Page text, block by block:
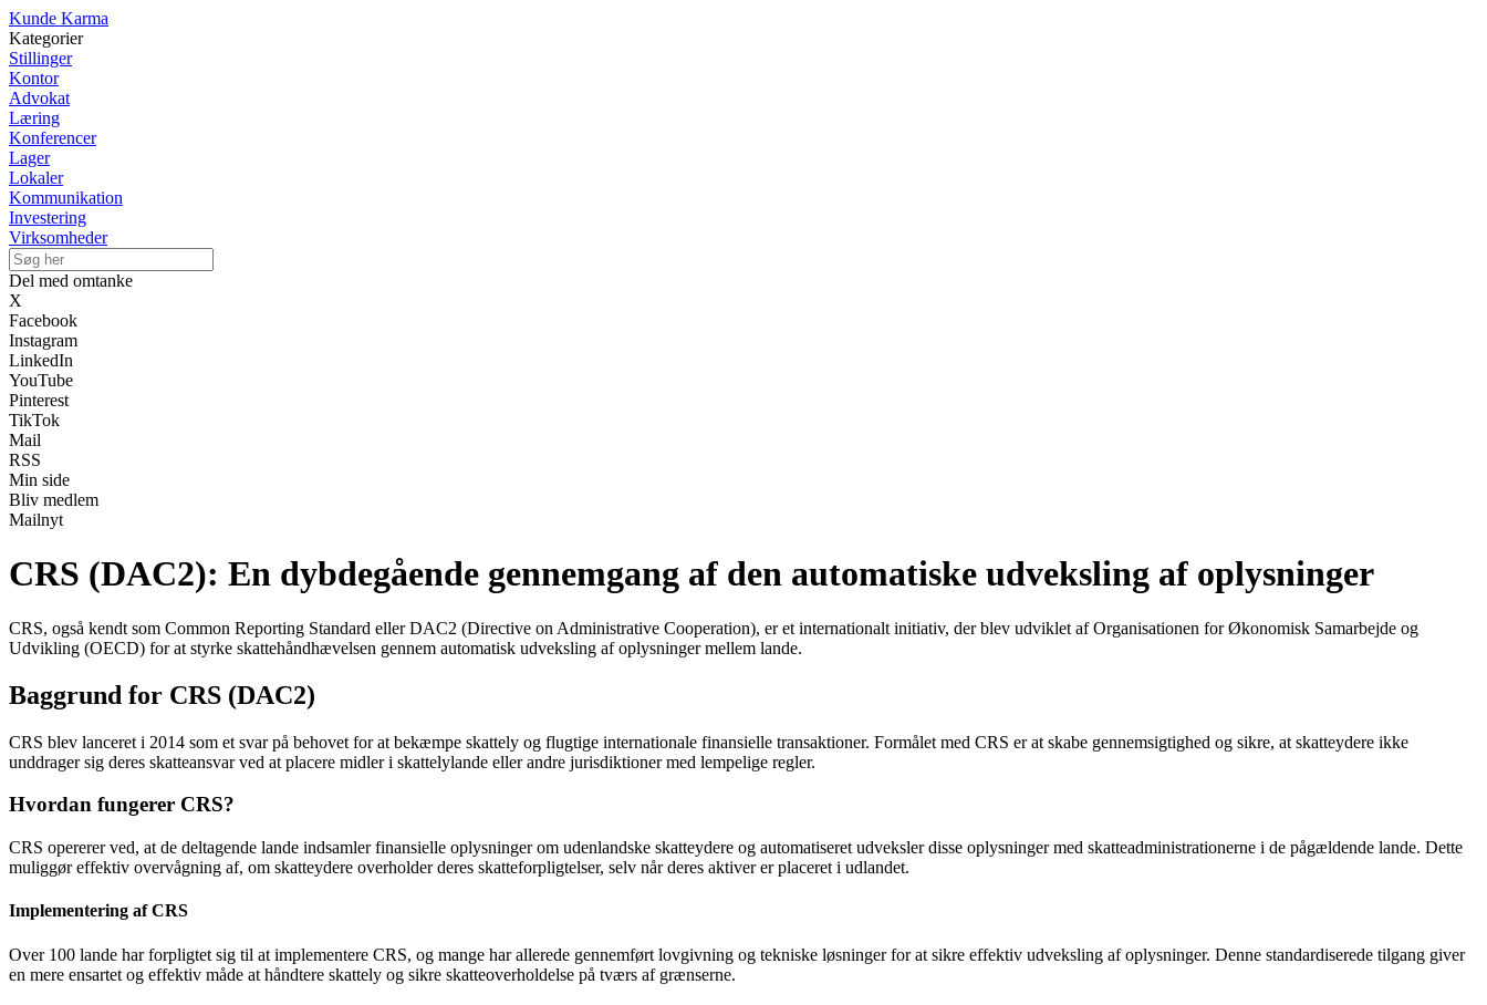
Kunde Karma
Kategorier
Stillinger
Kontor
Advokat
Læring
Konferencer
Lager
Lokaler
Kommunikation
Investering
Virksomheder
Del med omtanke
X
Facebook
Instagram
LinkedIn
YouTube
Pinterest
TikTok
Mail
RSS
Min side
Bliv medlem
Mailnyt
CRS (DAC2): En dybdegående gennemgang af den automatiske udveksling af oplysninger
CRS, også kendt som Common Reporting Standard eller DAC2 (Directive on Administrative Cooperation), er et internationalt initiativ, der blev udviklet af Organisationen for Økonomisk Samarbejde og
Udvikling (OECD) for at styrke skattehåndhævelsen gennem automatisk udveksling af oplysninger mellem lande.
Baggrund for CRS (DAC2)
CRS blev lanceret i 2014 som et svar på behovet for at bekæmpe skattely og flugtige internationale finansielle transaktioner. Formålet med CRS er at skabe gennemsigtighed og sikre, at skatteydere ikke
unddrager sig deres skatteansvar ved at placere midler i skattelylande eller andre jurisdiktioner med lempelige regler.
Hvordan fungerer CRS?
CRS opererer ved, at de deltagende lande indsamler finansielle oplysninger om udenlandske skatteydere og automatiseret udveksler disse oplysninger med skatteadministrationerne i de pågældende lande. Dette
muliggør effektiv overvågning af, om skatteydere overholder deres skatteforpligtelser, selv når deres aktiver er placeret i udlandet.
Implementering af CRS
Over 100 lande har forpligtet sig til at implementere CRS, og mange har allerede gennemført lovgivning og tekniske løsninger for at sikre effektiv udveksling af oplysninger. Denne standardiserede tilgang giver
en mere ensartet og effektiv måde at håndtere skattely og sikre skatteoverholdelse på tværs af grænserne.